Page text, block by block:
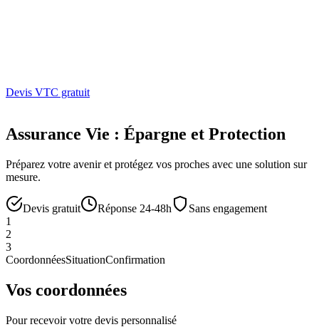
Devis VTC gratuit
Assurance Vie : Épargne et Protection
Préparez votre avenir et protégez vos proches avec une solution sur
mesure.
Devis gratuit Réponse 24-48h
Sans engagement
1
2
3
CoordonnéesSituationConfirmation
Vos coordonnées
Pour recevoir votre devis personnalisé